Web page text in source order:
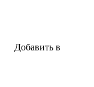
Добавить в